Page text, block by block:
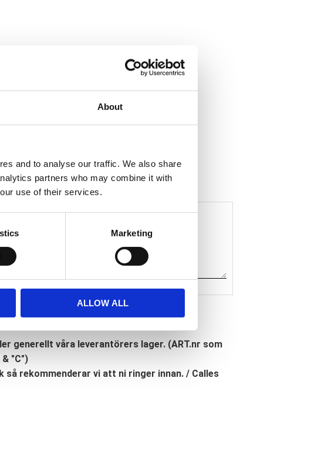
About
and to analyse our traffic. We also share
partners who may combine it with
use of their services.
Marketing
ALLOW ALL
Dela med dig
c
b
o
generellt våra leverantörers lager. (ART.nr som
"C")
så rekommenderar vi att ni ringer innan. / Calles